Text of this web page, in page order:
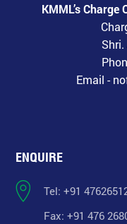
KMML’s Charge
Email -
ENQUIRE
Tel: +91
Fax: +91 476